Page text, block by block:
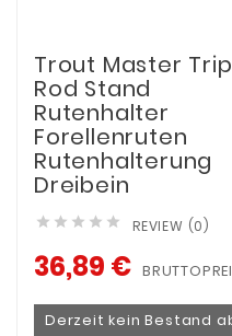
Trout Master
Rod Stand
Rutenhalter
Forellenruten
Rutenhalterung
Dreibein
     REVIEW (0)
36,89 €
Derzeit kein Bestand